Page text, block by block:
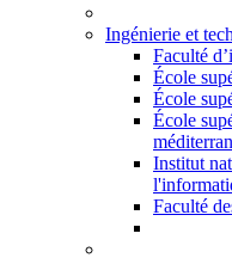
Ingénierie et
Faculté
École
École
École
Institut
Faculté